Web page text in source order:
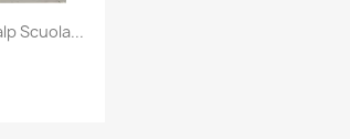
Scuola...